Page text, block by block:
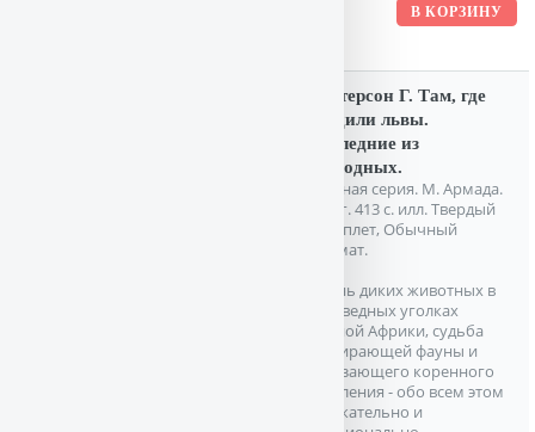
Паттерсон Г. Там, где
бродили львы.
Последние из
свободных.
Зеленая серия. М. Армада.
1996г. 413 с. илл. Твердый
переплет, Обычный
формат.
Жизнь диких животных в
заповедных уголках
Южной Африки, судьба
вымирающей фауны и
исчезающего коренного
населения - обо всем этом
увлекательно и